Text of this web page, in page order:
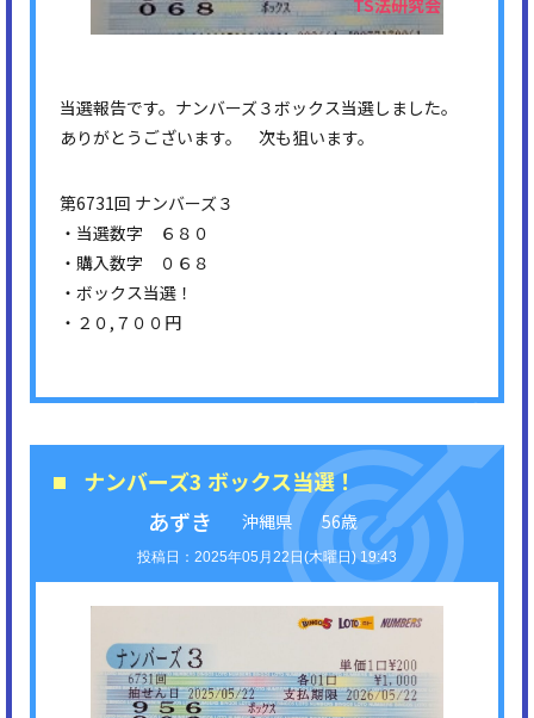
当選報告です。ナンバーズ３ボックス当選しました。
ありがとうございます。 次も狙います。
第6731回 ナンバーズ３
・当選数字 ６８０
・購入数字 ０６８
・ボックス当選！
・２０,７００円
ナンバーズ3 ボックス当選！
あずき
沖縄県 56歳
2025年05月22日(木曜日) 19:43